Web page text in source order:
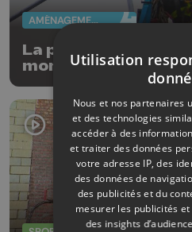
AMÉNAGEMENT DU TERRITOIRE
La passerelle Vialta
montage au-
Utilisation
Nous et nos partenaires
et des technologies
accéder à des
et traiter des données
votre adresse IP, des
des données de
des publicités et du
mesurer les publicités
des insights